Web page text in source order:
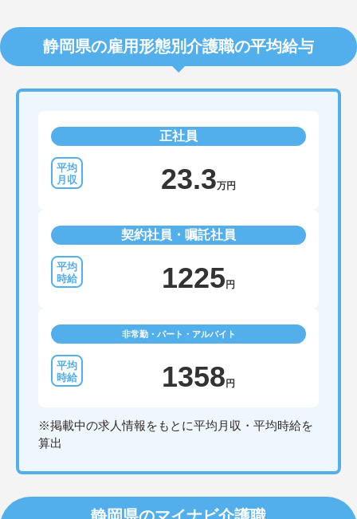
静岡県の雇用形態別介護職の平均給与
正社員
23.3万円
契約社員・嘱託社員
1225 円
非常勤・パート・アルバイト
1358 円
※掲載中の求人情報をもとに平均月収・平均時給を
算出